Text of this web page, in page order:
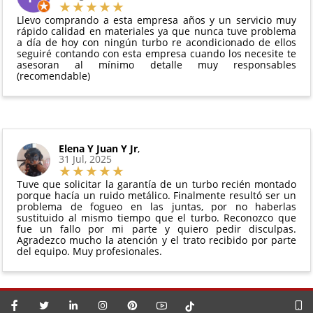
vigente. Consulta nuestras
para más información.
Debe devolverse en su
perfectas condiciones
Llevo comprando a esta empresa años y un servicio muy
rápido calidad en materiales ya que nunca tuve problema
a día de hoy con ningún turbo re acondicionado de ellos
seguiré contando con esta empresa cuando los necesite te
asesoran al mínimo detalle muy responsables
(recomendable)
Elena Y Juan Y Jr,
31 Jul, 2025
Tuve que solicitar la garantía de un turbo recién montado
porque hacía un ruido metálico. Finalmente resultó ser un
problema de fogueo en las juntas, por no haberlas
sustituido al mismo tiempo que el turbo. Reconozco que
fue un fallo por mi parte y quiero pedir disculpas.
Agradezco mucho la atención y el trato recibido por parte
del equipo. Muy profesionales.